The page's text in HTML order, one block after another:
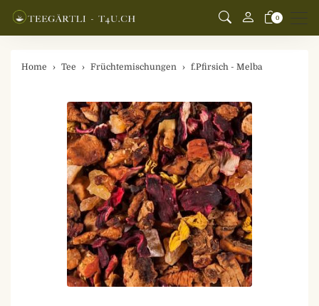
0
Home Tee Früchtemischungen f.Pfirsich - Melba